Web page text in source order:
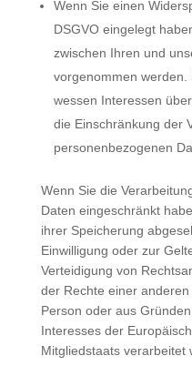
Wenn Sie einen
DSGVO eingelegt
zwischen Ihren und
vorgenommen werden.
wessen Interessen
die Einschränkung der
personenbezogenen
Wenn Sie die
Daten eingeschränkt
ihrer Speicherung
Einwilligung oder zur
Verteidigung von
der Rechte einer
Person oder aus
Interesses der
Mitgliedstaats verarbeitet